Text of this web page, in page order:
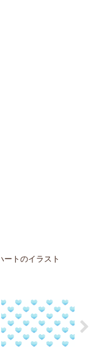
ートのイラスト